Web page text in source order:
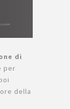
di
per
della